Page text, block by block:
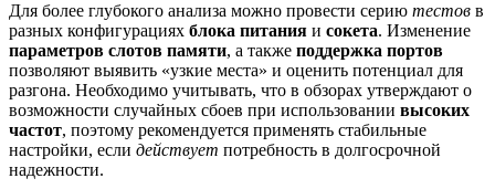
Для более глубокого анализа можно провести серию тестов в
разных конфигурациях блока питания и сокета. Изменение
параметров слотов памяти, а также поддержка портов
позволяют выявить «узкие места» и оценить потенциал для
разгона. Необходимо учитывать, что в обзорах утверждают о
возможности случайных сбоев при использовании высоких
частот, поэтому рекомендуется применять стабильные
настройки, если действует потребность в долгосрочной
надежности.